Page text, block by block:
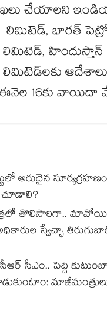
చేయాలని
లిమిటెడ్, భారత్‌
16కు వాయిదా
అరుదైన
తొలిసారిగా..
స్వేచ్ఛా
సీఎం.. పెద్ది